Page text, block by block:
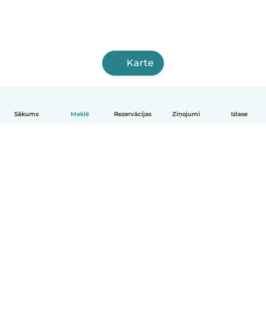
Sākums Meklē Rezervācijas Ziņojumi Izlase
Karte